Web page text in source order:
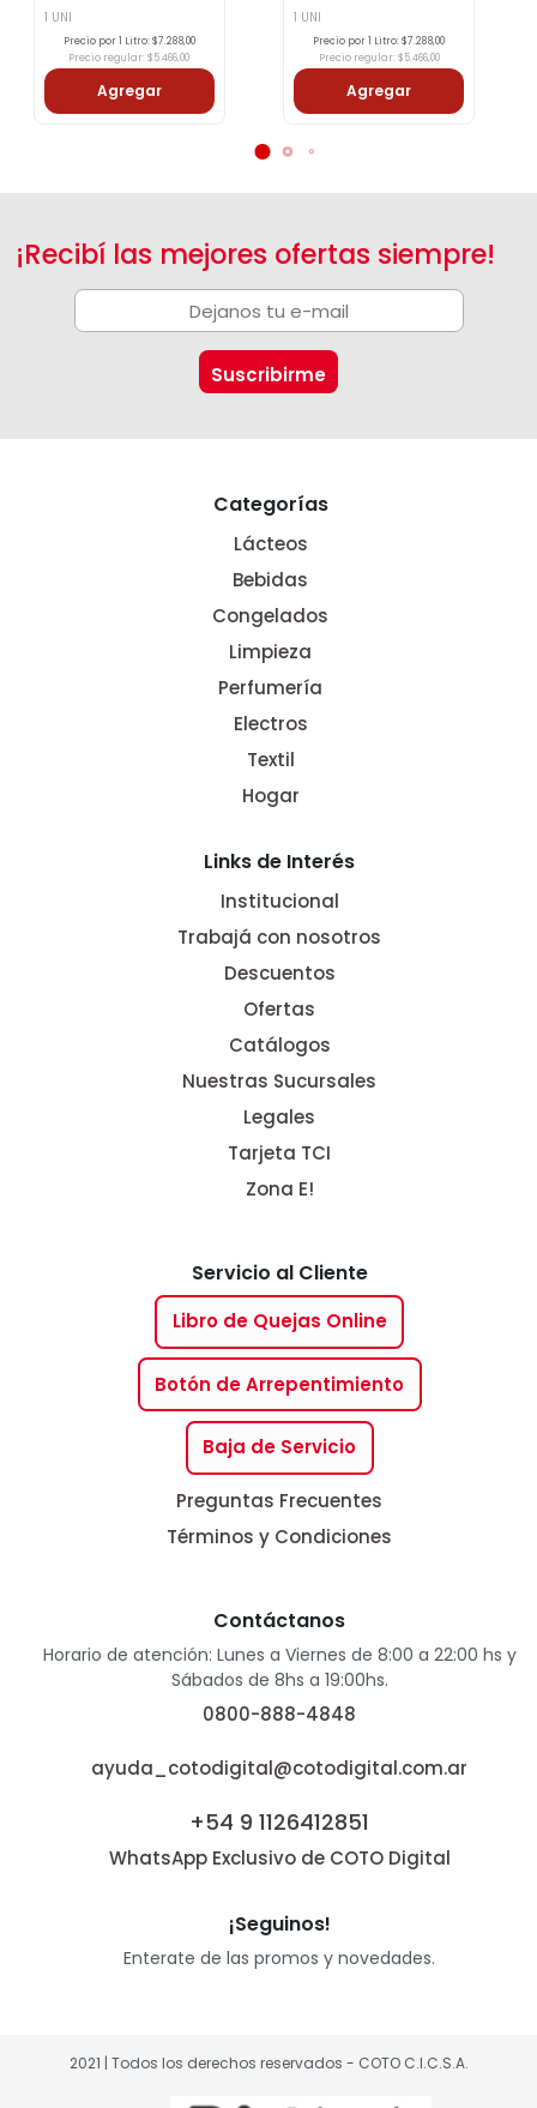
1 UNI
Precio por 1 Litro: $7.288,00
Precio regular: $5.466,00
Agregar
1 UNI
Precio por 1 Litro: $7.288,00
Precio regular: $5.466,00
Agregar
¡Recibí las mejores ofertas siempre!
Categorías
Lácteos
Bebidas
Congelados
Limpieza
Perfumería
Electros
Textil
Hogar
Links de Interés
Institucional
Trabajá con nosotros
Descuentos
Ofertas
Catálogos
Nuestras Sucursales
Legales
Tarjeta TCI
Zona E!
Servicio al Cliente
Libro de Quejas Online
Botón de Arrepentimiento
Baja de Servicio
Preguntas Frecuentes
Términos y Condiciones
Contáctanos
Horario de atención: Lunes a Viernes de 8:00 a 22:00 hs y
Sábados de 8hs a 19:00hs.
0800-888-4848
ayuda_cotodigital@cotodigital.com.ar
+54 9 1126412851
WhatsApp Exclusivo de COTO Digital
¡Seguinos!
Enterate de las promos y novedades.
2021 | Todos los derechos reservados - COTO C.I.C.S.A.